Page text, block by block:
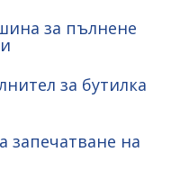
за пълнене
за бутилка
запечатване на